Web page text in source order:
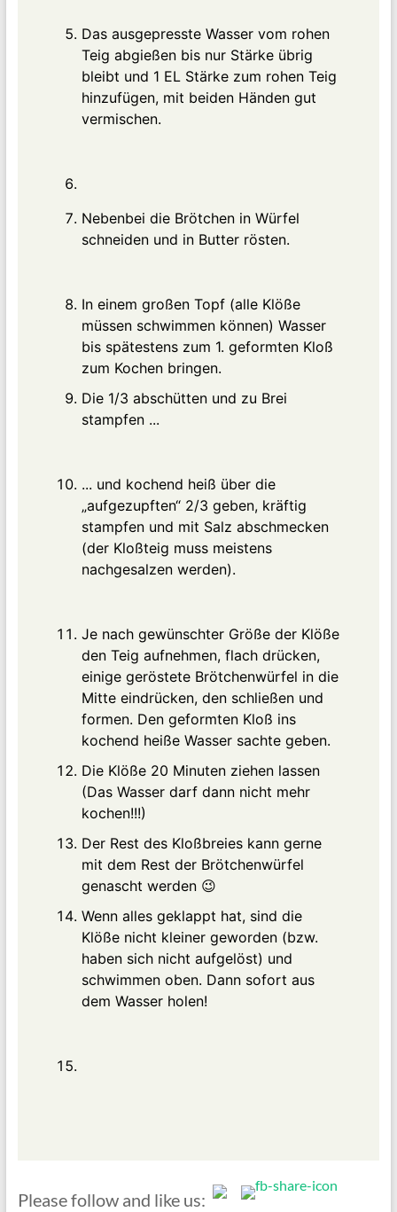
Das ausgepresste Wasser vom rohen
Teig abgießen bis nur Stärke übrig
bleibt und 1 EL Stärke zum rohen Teig
hinzufügen, mit beiden Händen gut
vermischen.
Nebenbei die Brötchen in Würfel
schneiden und in Butter rösten.
In einem großen Topf (alle Klöße
müssen schwimmen können) Wasser
bis spätestens zum 1. geformten Kloß
zum Kochen bringen.
Die 1/3 abschütten und zu Brei
stampfen ...
... und kochend heiß über die
„aufgezupften“ 2/3 geben, kräftig
stampfen und mit Salz abschmecken
(der Kloßteig muss meistens
nachgesalzen werden).
Je nach gewünschter Größe der Klöße
den Teig aufnehmen, flach drücken,
einige geröstete Brötchenwürfel in die
Mitte eindrücken, den schließen und
formen. Den geformten Kloß ins
kochend heiße Wasser sachte geben.
Die Klöße 20 Minuten ziehen lassen
(Das Wasser darf dann nicht mehr
kochen!!!)
Der Rest des Kloßbreies kann gerne
mit dem Rest der Brötchenwürfel
genascht werden 😉
Wenn alles geklappt hat, sind die
Klöße nicht kleiner geworden (bzw.
haben sich nicht aufgelöst) und
schwimmen oben. Dann sofort aus
dem Wasser holen!
Please follow and like us: